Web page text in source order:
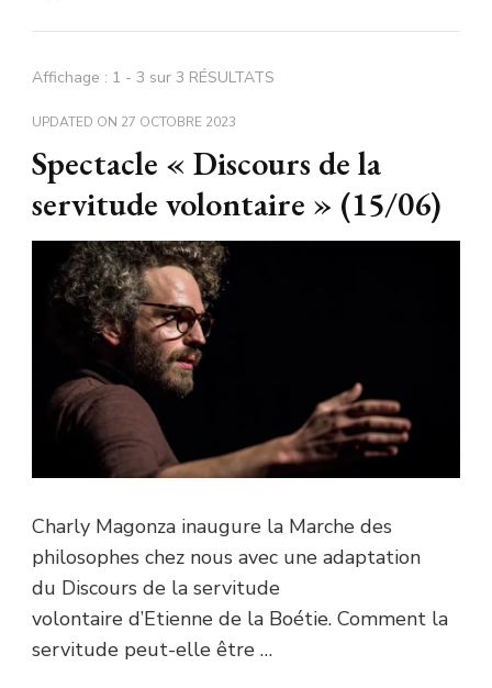
Affichage : 1 - 3 sur 3 RÉSULTATS
UPDATED ON 27 OCTOBRE 2023
Spectacle « Discours de la
servitude volontaire » (15/06)
Charly Magonza inaugure la Marche des
philosophes chez nous avec une adaptation
du Discours de la servitude
volontaire d’Etienne de la Boétie. Comment la
servitude peut-elle être …